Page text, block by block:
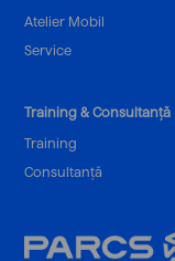
Atelier Mobil
Service
Training & Consultanță
Training
Consultanță